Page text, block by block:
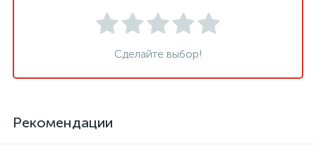
Сделайте выбор!
Рекомендации